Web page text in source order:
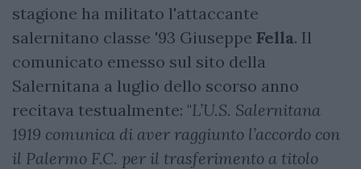
stagione ha militato l'attaccante
salernitano classe '93 Giuseppe Fella. Il
comunicato emesso sul sito della
Salernitana a luglio dello scorso anno
recitava testualmente: "L’U.S. Salernitana
1919 comunica di aver raggiunto l’accordo con
il Palermo F.C. per il trasferimento a titolo